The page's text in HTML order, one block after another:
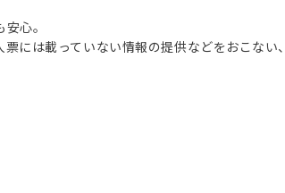
心。
には載っていない情報の提供などをおこない、